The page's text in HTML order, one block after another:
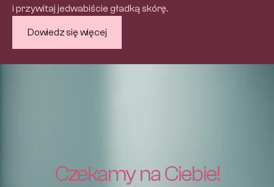
i przywitaj jedwabiście gładką skórę.
Dowiedz się więcej
Czekamy na Ciebie!